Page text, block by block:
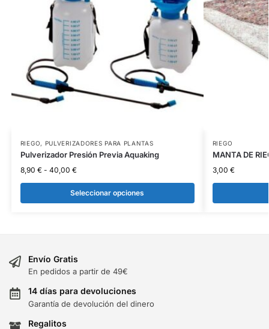
RIEGO, PULVERIZADORES PARA PLANTAS
Pulverizador Presión Previa Aquaking
8,90 € - 40,00 €
Seleccionar opciones
RIEGO
MANTA DE
3,00 €
Envío Gratis
En pedidos a partir de 49€
14 días para devoluciones
Garantía de devolución del dinero
Regalitos